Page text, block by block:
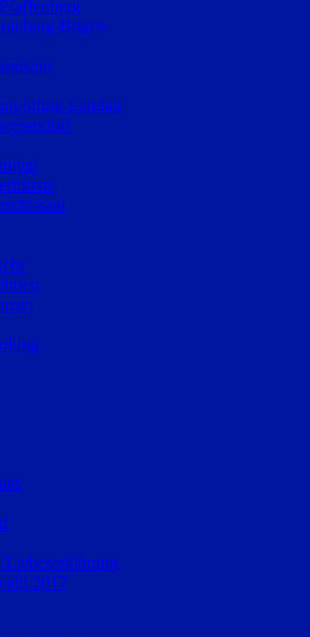
Bogen
Landau
Liebeserklärung
2017